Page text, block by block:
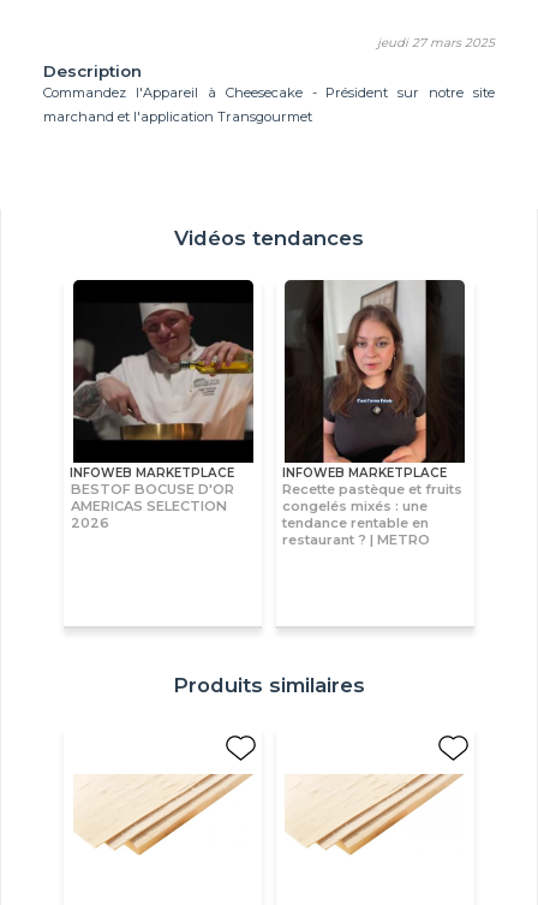
jeudi 27 mars 2025
Description
Commandez l'Appareil à Cheesecake - Président sur notre site
marchand et l'application Transgourmet
Vidéos tendances
INFOWEB MARKETPLACE
BESTOF BOCUSE D'OR
AMERICAS SELECTION
2026
INFOWEB MARKETPLACE
Recette pastèque et fruits
congelés mixés : une
tendance rentable en
restaurant ? | METRO
Produits similaires